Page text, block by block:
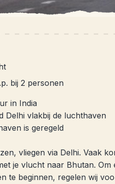
bij 2 personen
in India
Delhi vlakbij de luchthaven
is geregeld
vliegen via Delhi. Vaak
je vlucht naar Bhutan.
te beginnen, regelen wij